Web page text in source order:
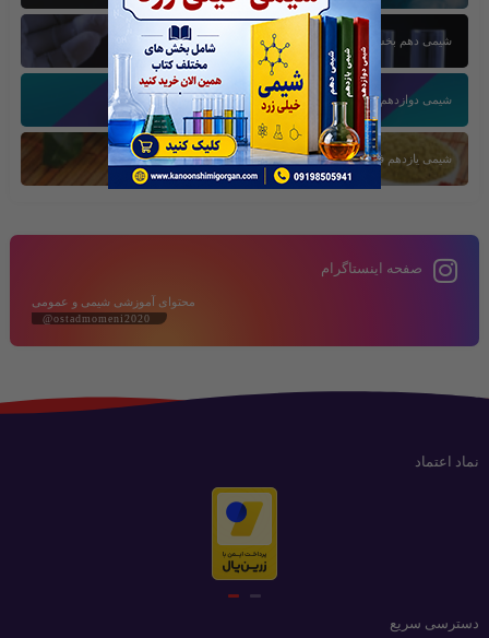
شیمی دهم بخش اول
شیمی دوازدهم بخش سوم
شیمی یازدهم فصل دوم
صفحه اینستاگرام
محتوای آموزشی شیمی و عمومی
@ostadmomeni2020
نماد اعتماد
دسترسی سریع